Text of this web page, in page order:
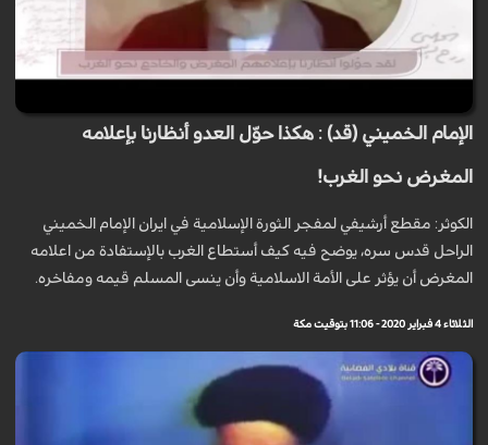
الإمام الخميني (قد) : هكذا حوّل العدو أنظارنا بإعلامه
المغرض نحو الغرب!
الكوثر: مقطع أرشيفي لمفجر الثورة الإسلامية في ايران الإمام الخميني
الراحل قدس سره، يوضح فيه كيف أستطاع الغرب بالإستفادة من اعلامه
المغرض أن يؤثر على الأمة الاسلامية وأن ينسى المسلم قيمه ومفاخره.
الثلاثاء 4 فبراير 2020 - 11:06 بتوقيت مكة